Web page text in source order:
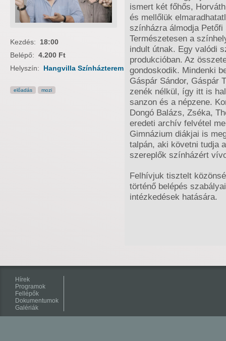
ismert két főhős,
és mellőlük
színházra álmodja
Természetesen a
indult útnak. Egy valódi
produkcióban. Az
gondoskodik. Mindenki
Gáspár Sándor, Gáspár
zenék nélkül, így itt is
sanzon és a népzene.
Dongó Balázs, Zséka,
eredeti archív felvétel
Gimnázium diákjai is
talpán, aki követni tudja
szereplők színházért
Felhívjuk tisztelt
történő belépés
intézkedések hatására.
Kezdés: 18:00
Belépő: 4.200 Ft
Helyszín:
Hangvilla Színházterem
előadás mozi
Hírek
Programok
Fellépők
Dokumentumok
Galériák